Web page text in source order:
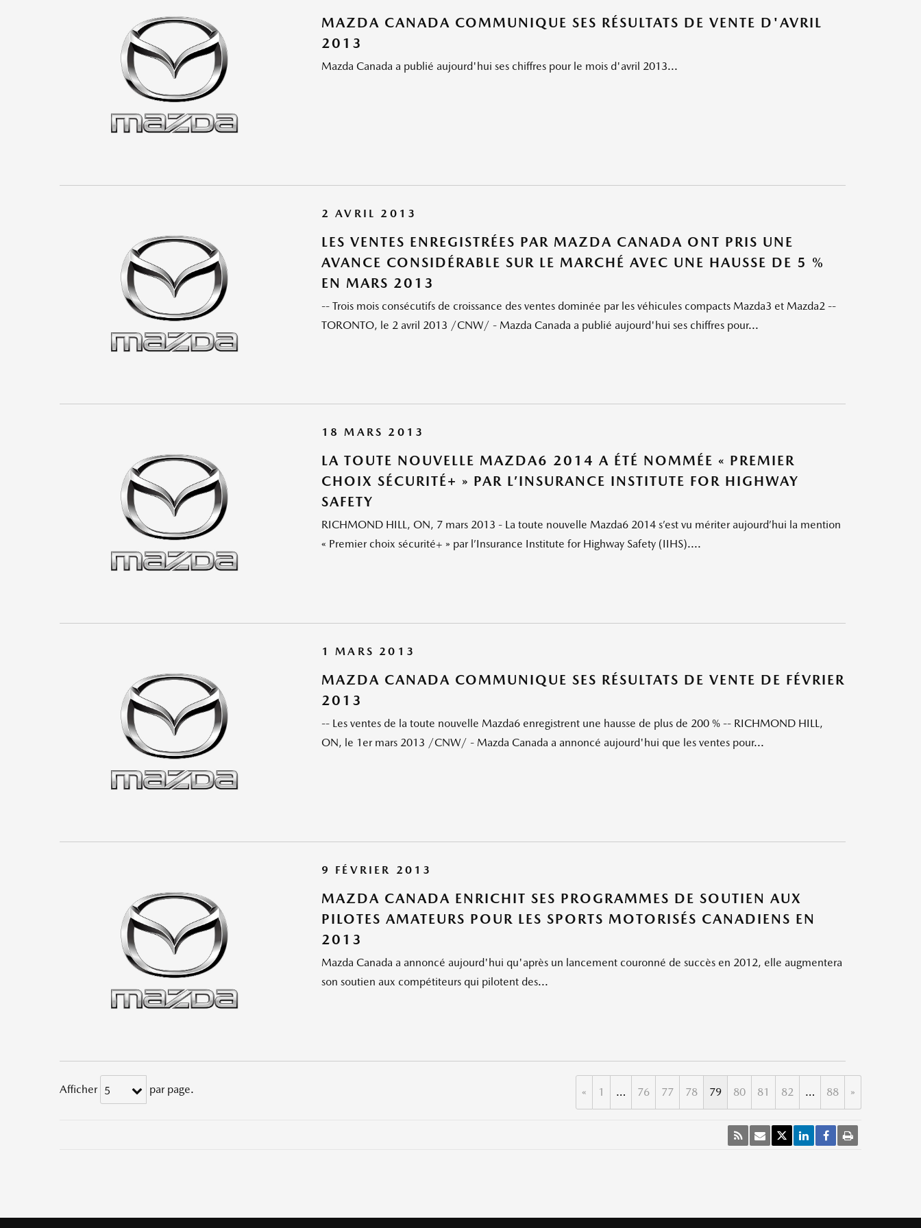
MAZDA CANADA COMMUNIQUE SES RÉSULTATS DE VENTE D'AVRIL
2013
Mazda Canada a publié aujourd'hui ses chiffres pour le mois d'avril 2013...
2 AVRIL 2013
LES VENTES ENREGISTRÉES PAR MAZDA CANADA ONT PRIS UNE
AVANCE CONSIDÉRABLE SUR LE MARCHÉ AVEC UNE HAUSSE DE 5 %
EN MARS 2013
-- Trois mois consécutifs de croissance des ventes dominée par les véhicules compacts Mazda3 et Mazda2 --
TORONTO, le 2 avril 2013 /CNW/ - Mazda Canada a publié aujourd'hui ses chiffres pour...
18 MARS 2013
LA TOUTE NOUVELLE MAZDA6 2014 A ÉTÉ NOMMÉE « PREMIER
CHOIX SÉCURITÉ+ » PAR L’INSURANCE INSTITUTE FOR HIGHWAY
SAFETY
RICHMOND HILL, ON, 7 mars 2013 - La toute nouvelle Mazda6 2014 s’est vu mériter aujourd’hui la mention
« Premier choix sécurité+ » par l’Insurance Institute for Highway Safety (IIHS)....
1 MARS 2013
MAZDA CANADA COMMUNIQUE SES RÉSULTATS DE VENTE DE FÉVRIER
2013
-- Les ventes de la toute nouvelle Mazda6 enregistrent une hausse de plus de 200 % -- RICHMOND HILL,
ON, le 1er mars 2013 /CNW/ - Mazda Canada a annoncé aujourd'hui que les ventes pour...
9 FÉVRIER 2013
MAZDA CANADA ENRICHIT SES PROGRAMMES DE SOUTIEN AUX
PILOTES AMATEURS POUR LES SPORTS MOTORISÉS CANADIENS EN
2013
Mazda Canada a annoncé aujourd'hui qu'après un lancement couronné de succès en 2012, elle augmentera
son soutien aux compétiteurs qui pilotent des...
Afficher 5 par page. « 1 … 76 77 78 79 80 81 82 … 88 »